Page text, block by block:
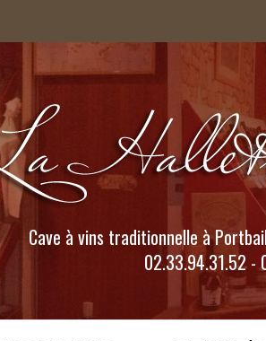
Cave à vins traditionnelle à
02.33.94.31.52 -